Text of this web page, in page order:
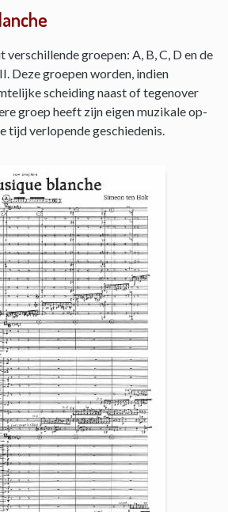
groepen: A, B, C, D en de
Deze groepen worden, indien
scheiding naast of tegenover
groep heeft zijn eigen muzikale op-
tijd verlopende geschiedenis.